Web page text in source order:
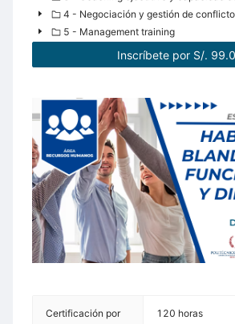
4 - Negociación y gestión de
5 - Management training
Inscríbete por S/.
Certificación por 120 horas